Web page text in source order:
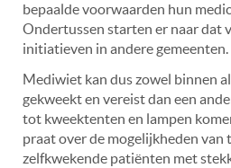
bepaalde voorwaarden hun
Ondertussen starten er naar dat
initiatieven in andere gemeenten.
Mediwiet kan dus zowel binnen
gekweekt en vereist dan een
tot kweektenten en lampen
praat over de mogelijkheden van
zelfkwekende patiënten met